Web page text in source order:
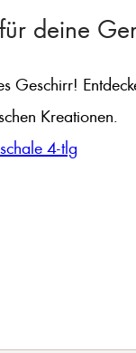
deine
Geschirr!
Kreationen.
4-tlg